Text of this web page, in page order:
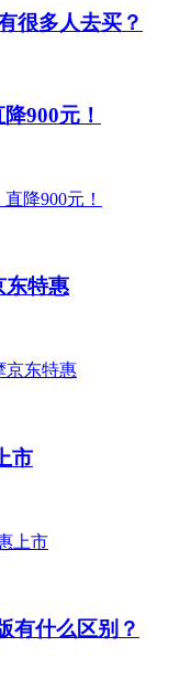
很多人去买？
900元！
东特惠
市
有什么区别？